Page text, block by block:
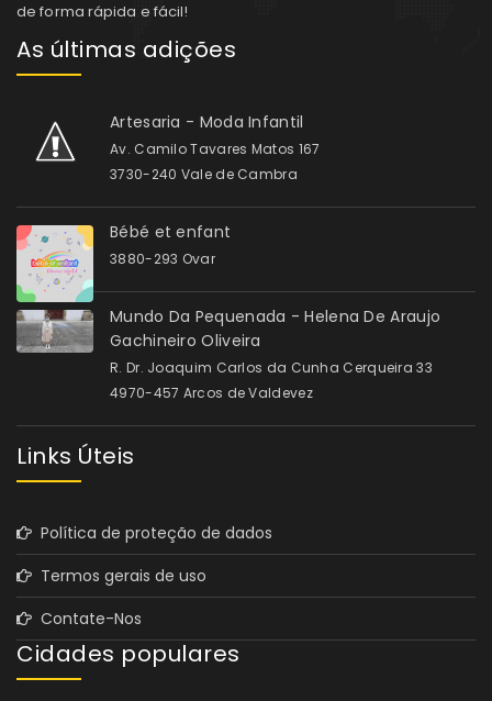
de forma rápida e fácil!
As últimas adições
Artesaria - Moda Infantil
Av. Camilo Tavares Matos 167
3730-240 Vale de Cambra
Bébé et enfant
3880-293 Ovar
Mundo Da Pequenada - Helena De Araujo
Gachineiro Oliveira
R. Dr. Joaquim Carlos da Cunha Cerqueira 33
4970-457 Arcos de Valdevez
Links Úteis
Política de proteção de dados
Termos gerais de uso
Contate-Nos
Cidades populares